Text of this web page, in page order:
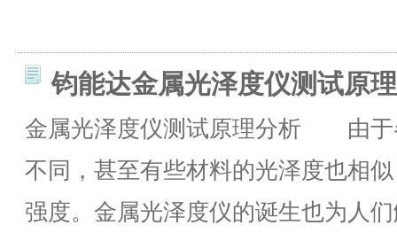
钧能达金属光泽度仪测试原
金属光泽度仪测试原理分析 由于
不同，甚至有些材料的光泽度也相
强度。金属光泽度仪的诞生也为人